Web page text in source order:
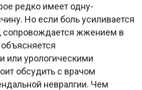
редко имеет одну-
Но если боль усиливается
сопровождается жжением в
или урологическими
обсудить с врачом
невралгии. Чем